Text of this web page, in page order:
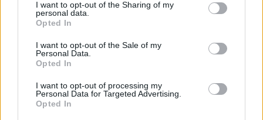
not limited to your visit or usage behaviour. You may click to
grant or deny consent to Google and its third-party tags to
use your data for below specified purposes in below Google
consent section.
I want to opt-out of the Sharing of my
personal data.
Opted In
I want to opt-out of the Sale of my
Personal Data.
Opted In
I want to opt-out of processing my
Personal Data for Targeted Advertising.
Opted In
FÓKUSZ #
LÉGKONDICIONÁLÓ #NYÁR #HŐSÉG IRODA